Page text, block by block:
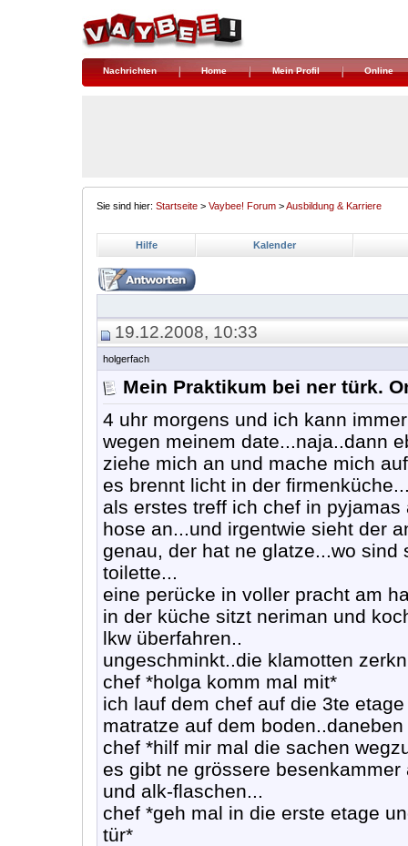
Nachrichten Home Mein Profil Online
Sie sind hier: Startseite > Vaybee! Forum >Ausbildung & Karriere
Hilfe Kalender
19.12.2008, 10:33
holgerfach
Mein Praktikum bei ner türk.
4 uhr morgens und ich kann
wegen meinem date...naja..dann
ziehe mich an und mache mich
es brennt licht in der
als erstes treff ich chef in
hose an...und irgentwie sieht der
genau, der hat ne glatze...wo
toilette...
eine perücke in voller pracht am
in der küche sitzt neriman und
lkw überfahren..
ungeschminkt..die klamotten
chef *holga komm mal mit*
ich lauf dem chef auf die 3te
matratze auf dem
chef *hilf mir mal die sachen
es gibt ne grössere
und alk-flaschen...
chef *geh mal in die erste etage
tür*